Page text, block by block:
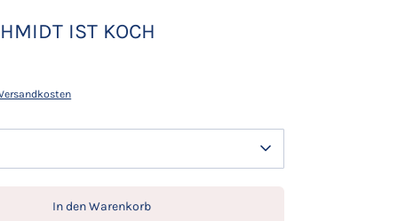
IST KOCH
In den Warenkorb